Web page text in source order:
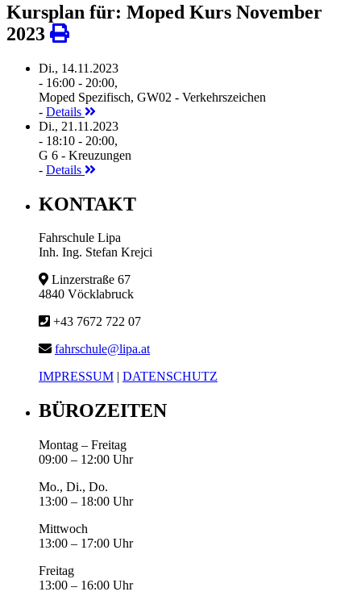
Kursplan für: Moped Kurs November
2023
Di., 14.11.2023
- 16:00 - 20:00,
Moped Spezifisch, GW02 - Verkehrszeichen
- Details
Di., 21.11.2023
- 18:10 - 20:00,
G 6 - Kreuzungen
- Details
KONTAKT
Fahrschule Lipa
Inh. Ing. Stefan Krejci
Linzerstraße 67
4840 Vöcklabruck
+43 7672 722 07
fahrschule@lipa.at
IMPRESSUM | DATENSCHUTZ
BÜROZEITEN
Montag – Freitag
09:00 – 12:00 Uhr
Mo., Di., Do.
13:00 – 18:00 Uhr
Mittwoch
13:00 – 17:00 Uhr
Freitag
13:00 – 16:00 Uhr